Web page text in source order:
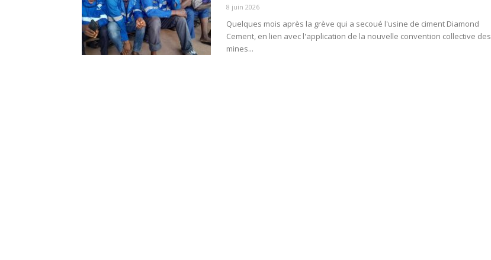
8 juin 2026
Quelques mois après la grève qui a secoué l'usine de ciment Diamond
Cement, en lien avec l'application de la nouvelle convention collective des
mines...